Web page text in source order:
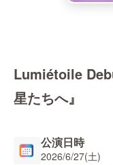
Lumiétoile
星たちへ』
公演日時
2026/6/27(土)